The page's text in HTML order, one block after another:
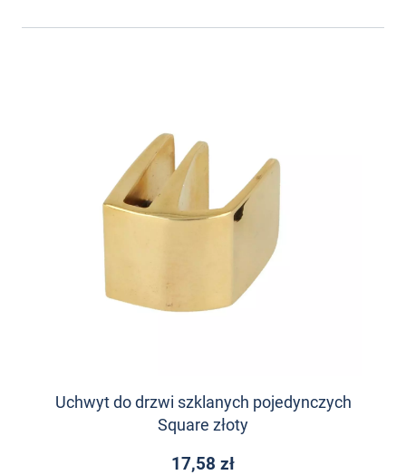
Uchwyt do drzwi szklanych pojedynczych
Square złoty
17,58 zł